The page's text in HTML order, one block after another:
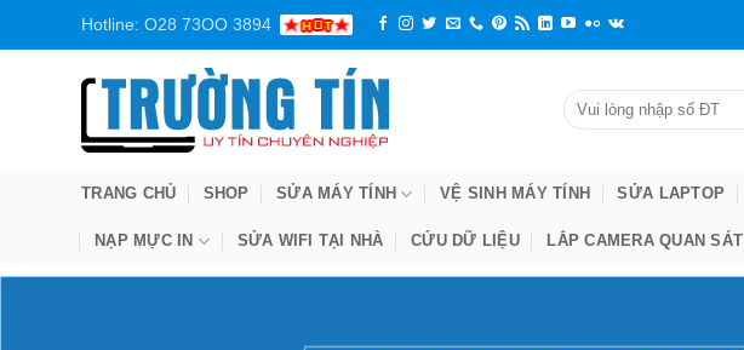
Hotline: O28 73OO 3894
TRANG CHỦ SHOP SỬA MÁY TÍNH VỆ SINH MÁY TÍNH SỬA LAPTOP
NẠP MỰC IN SỬA WIFI TẠI NHÀ CỨU DỮ LIỆU LẮP CAMERA QUAN SÁT